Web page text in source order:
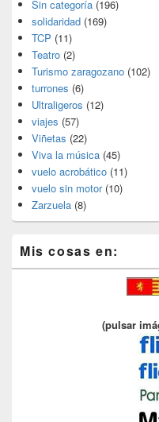
Sin categoría (196)
solidaridad (169)
TCP (11)
Teatro (2)
Turismo zaragozano (102)
turrones (6)
Ultraligeros (12)
viajes (57)
Viñetas (22)
Viva la música (45)
vuelo acrobático (11)
vuelo sin motor(10)
Zarzuela (8)
Mis cosas en:
(pulsar